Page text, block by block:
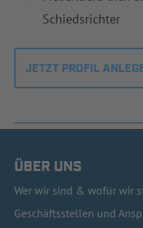
Schiedsrichter
JETZT PROFIL
ÜBER UNS
Wer wir sind & wofür wir
Geschäftsstellen und